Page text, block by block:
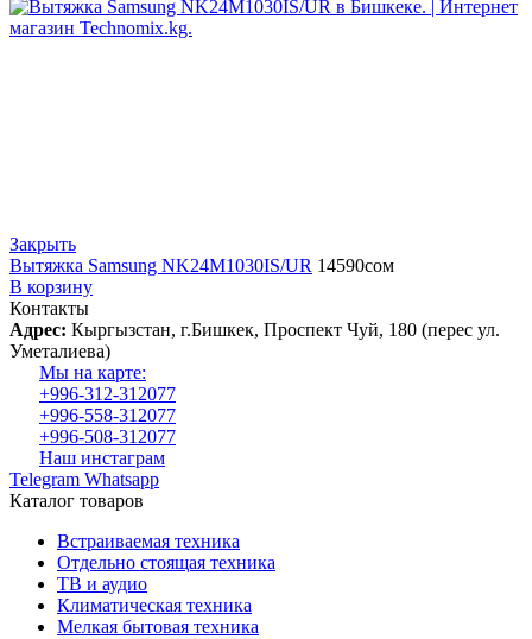
Закрыть
Вытяжка Samsung NK24M1030IS/UR 14590сом
В корзину
Контакты
Адрес: Кыргызстан, г.Бишкек, Проспект Чуй, 180 (перес ул.
Уметалиева)
Мы на карте:
+996-312-312077
+996-558-312077
+996-508-312077
Наш инстаграм
Telegram Whatsapp
Каталог товаров
Встраиваемая техника
Отдельно стоящая техника
ТВ и аудио
Климатическая техника
Мелкая бытовая техника